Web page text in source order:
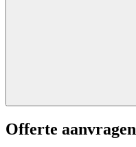
Offerte aanvragen